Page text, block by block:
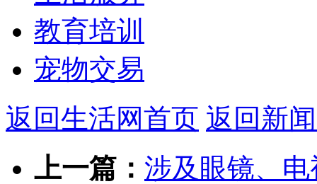
教育培训
宠物交易
返回生活网首页 返回新
上一篇： 涉及眼镜、